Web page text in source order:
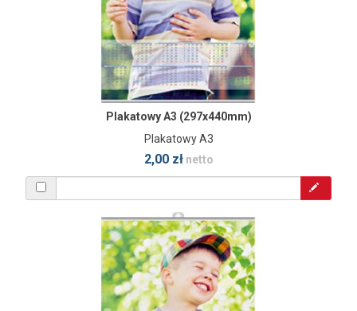
Plakatowy A3 (297x440mm)
Plakatowy A3
2,00 złnetto